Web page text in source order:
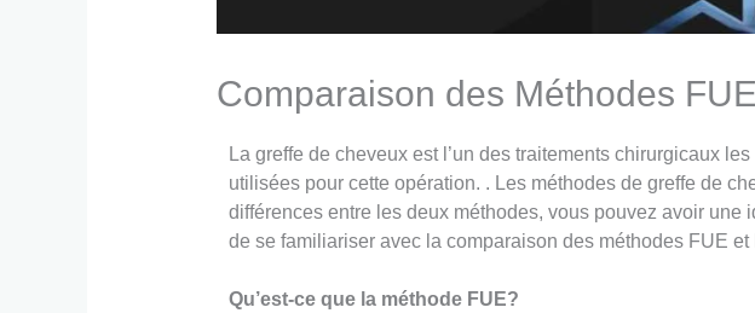
Comparaison des Méthodes
La greffe de cheveux est l’un des traitements chirurgicaux
utilisées pour cette opération. . Les méthodes de greffe de
différences entre les deux méthodes, vous pouvez avoir
de se familiariser avec la comparaison des méthodes FUE et
Qu’est-ce que la méthode FUE?